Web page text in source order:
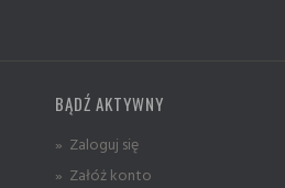
BĄDŹ AKTYWNY
» Zaloguj się
» Załóż konto